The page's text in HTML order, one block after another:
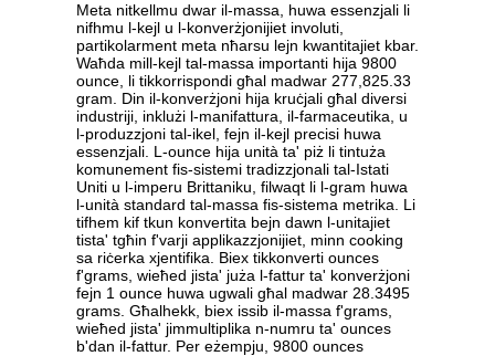
Meta nitkellmu dwar il-massa, huwa essenzjali li
nifhmu l-kejl u l-konverżjonijiet involuti,
partikolarment meta nħarsu lejn kwantitajiet kbar.
Waħda mill-kejl tal-massa importanti hija 9800
ounce, li tikkorrispondi għal madwar 277,825.33
gram. Din il-konverżjoni hija kruċjali għal diversi
industriji, inklużi l-manifattura, il-farmaceutika, u
l-produzzjoni tal-ikel, fejn il-kejl precisi huwa
essenzjali. L-ounce hija unità ta' piż li tintuża
komunement fis-sistemi tradizzjonali tal-Istati
Uniti u l-imperu Brittaniku, filwaqt li l-gram huwa
l-unità standard tal-massa fis-sistema metrika. Li
tifhem kif tkun konvertita bejn dawn l-unitajiet
tista' tgħin f'varji applikazzjonijiet, minn cooking
sa riċerka xjentifika. Biex tikkonverti ounces
f'grams, wieħed jista' juża l-fattur ta' konverżjoni
fejn 1 ounce huwa ugwali għal madwar 28.3495
grams. Għalhekk, biex issib il-massa f'grams,
wieħed jista' jimmultiplika n-numru ta' ounces
b'dan il-fattur. Per eżempju, 9800 ounces